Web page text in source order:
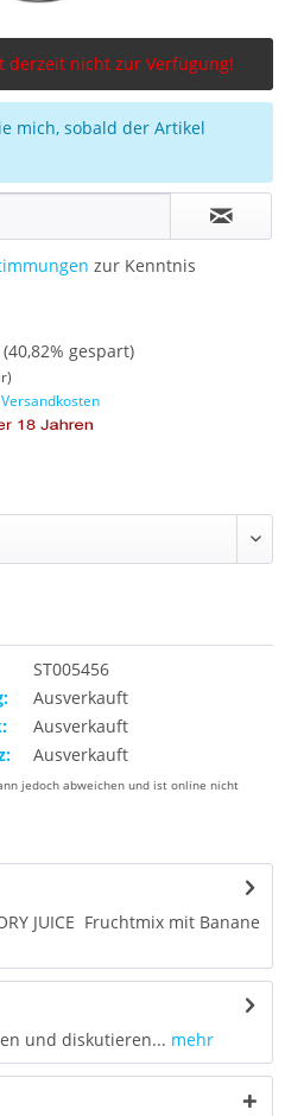
derzeit nicht zur Verfügung!
mich, sobald der Artikel
zur Kenntnis
(40,82% gespart)
ST005456
Ausverkauft
Ausverkauft
Ausverkauft
jedoch abweichen und ist online nicht
JUICE Fruchtmix mit Banane
und diskutieren... mehr